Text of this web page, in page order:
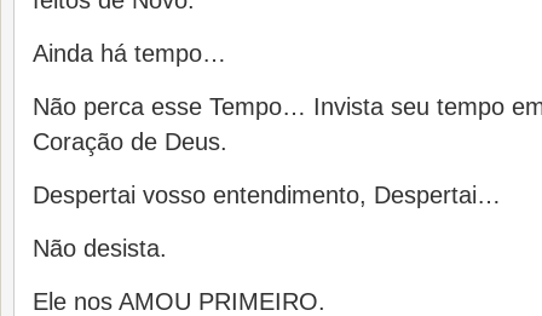
Ainda há tempo…
Não perca esse Tempo… Invista seu tempo
Coração de Deus.
Despertai vosso entendimento, Despertai…
Não desista.
Ele nos AMOU PRIMEIRO.